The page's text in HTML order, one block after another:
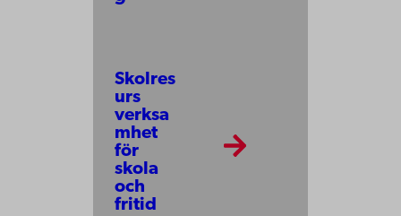
Skolres
urs
verksa
mhet
för
skola
och
fritid